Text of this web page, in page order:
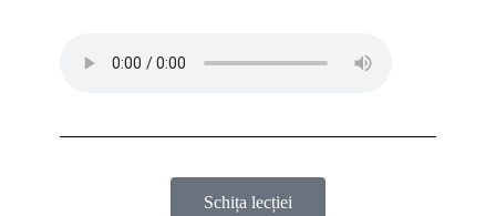
Schița lecției